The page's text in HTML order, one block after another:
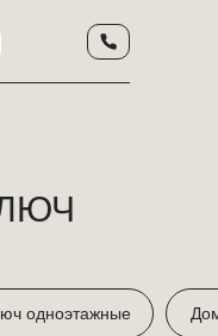
одноэтажные